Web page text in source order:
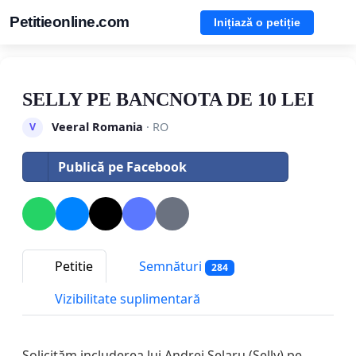
Petitieonline.com Inițiază o petiție
SELLY PE BANCNOTA DE 10 LEI
V Veeral Romania · RO
Publică pe Facebook
Petitie Semnături 284
Vizibilitate suplimentară